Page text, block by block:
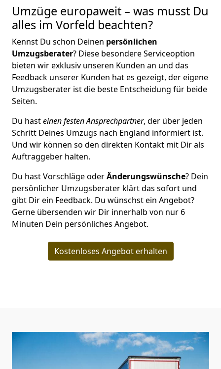
Umzüge europaweit – was musst Du
alles im Vorfeld beachten?
Kennst Du schon Deinen persönlichen
Umzugsberater? Diese besondere Serviceoption
bieten wir exklusiv unseren Kunden an und das
Feedback unserer Kunden hat es gezeigt, der eigene
Umzugsberater ist die beste Entscheidung für beide
Seiten.
Du hasteinen festen Ansprechpartner, der über jeden
Schritt Deines Umzugs nach England informiert ist.
Und wir können so den direkten Kontakt mit Dir als
Auftraggeber halten.
Du hast Vorschläge oderÄnderungswünsche? Dein
persönlicher Umzugsberater klärt das sofort und
gibt Dir ein Feedback. Du wünschst ein Angebot?
Gerne übersenden wir Dir innerhalb von nur 6
Minuten Dein persönliches Angebot.
Kostenloses Angebot erhalten